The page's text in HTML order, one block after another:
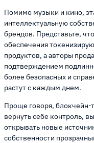
Помимо музыки и кино,
интеллектуальную
брендов. Представьте,
обеспечения
продуктов, а авторы
подтверждением
более безопасных и
растут с каждым днем.
Проще говоря, блокчейн-
вернуть себе контроль,
открывать новые
собственности